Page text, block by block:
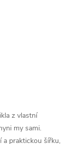
z vlastní
my sami.
a praktickou šířku,